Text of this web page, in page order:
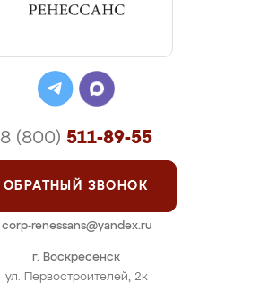
г. Воскресенск
ул. Первостроителей, 2к
8 (800) 511-89-55
ОБРАТНЫЙ ЗВОНОК
corp-renessans@yandex.ru